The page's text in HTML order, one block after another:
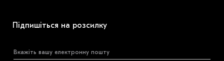
Підпишіться на розсилку